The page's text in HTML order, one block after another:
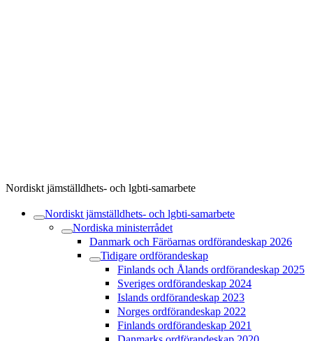
Nordiskt jämställdhets- och lgbti-samarbete
Nordiskt jämställdhets- och lgbti-samarbete
Nordiska ministerrådet
Danmark och Färöarnas ordförandeskap 2026
Tidigare ordförandeskap
Finlands och Ålands ordförandeskap 2025
Sveriges ordförandeskap 2024
Islands ordförandeskap 2023
Norges ordförandeskap 2022
Finlands ordförandeskap 2021